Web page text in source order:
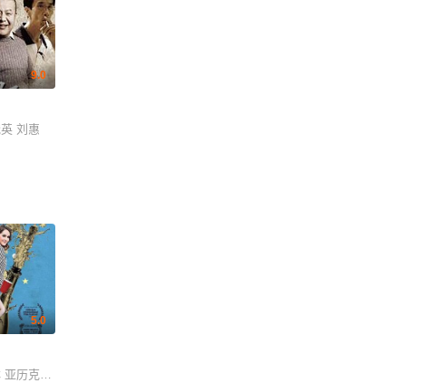
斯·加西亚 安东尼奥·雷西内斯 迭戈·马丁
9.0
刘惠
桑迪亚哥·阿尔维努 埃斯佩兰萨·埃利普 Adrián Gámiz 索菲娅·冈萨雷斯 拉
5.0
历克西·科诺 艾米·帕夫拉特 Jeff Dye